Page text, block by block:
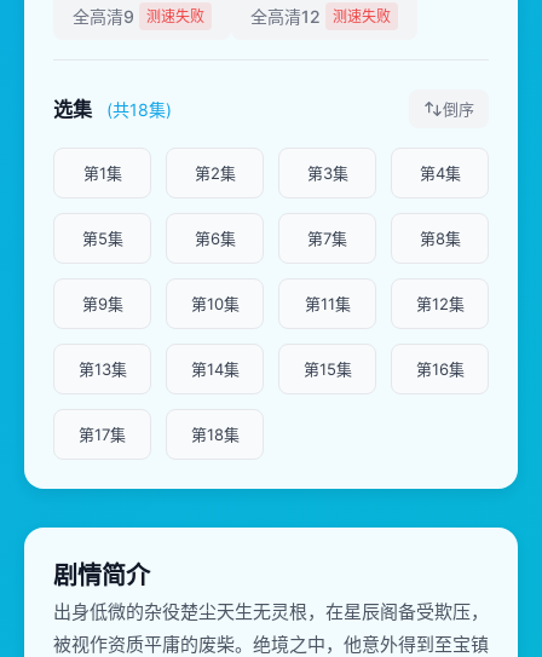
全高清9 测速失败 全高清12 测速失败
选集 (共18集) 倒序
第1集 第2集 第3集 第4集
第5集 第6集 第7集 第8集
第9集 第10集 第11集 第12集
第13集 第14集 第15集 第16集
第17集 第18集
剧情简介
出身低微的杂役楚尘天生无灵根，在星辰阁备受欺压，
被视作资质平庸的废柴。绝境之中，他意外得到至宝镇